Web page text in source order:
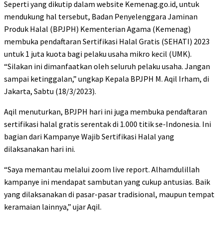
Seperti yang dikutip dalam website Kemenag.go.id, untuk
mendukung hal tersebut, Badan Penyelenggara Jaminan
Produk Halal (BPJPH) Kementerian Agama (Kemenag)
membuka pendaftaran Sertifikasi Halal Gratis (SEHATI) 2023
untuk 1 juta kuota bagi pelaku usaha mikro kecil (UMK).
“Silakan ini dimanfaatkan oleh seluruh pelaku usaha. Jangan
sampai ketinggalan,” ungkap Kepala BPJPH M. Aqil Irham, di
Jakarta, Sabtu (18/3/2023).
Aqil menuturkan, BPJPH hari ini juga membuka pendaftaran
sertifikasi halal gratis serentak di 1.000 titik se-Indonesia. Ini
bagian dari Kampanye Wajib Sertifikasi Halal yang
dilaksanakan hari ini.
“Saya memantau melalui zoom live report. Alhamdulillah
kampanye ini mendapat sambutan yang cukup antusias. Baik
yang dilaksanakan di pasar-pasar tradisional, maupun tempat
keramaian lainnya,” ujar Aqil.